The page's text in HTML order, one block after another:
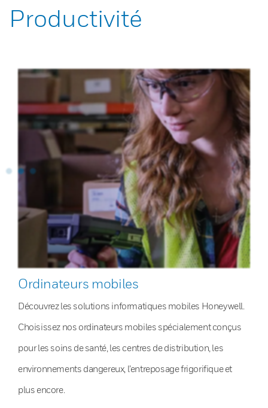
Productivité
Ordinateurs mobiles
Découvrez les solutions informatiques mobiles Honeywell.
Choisissez nos ordinateurs mobiles spécialement conçus
pour les soins de santé, les centres de distribution, les
environnements dangereux, l’entreposage frigorifique et
plus encore.